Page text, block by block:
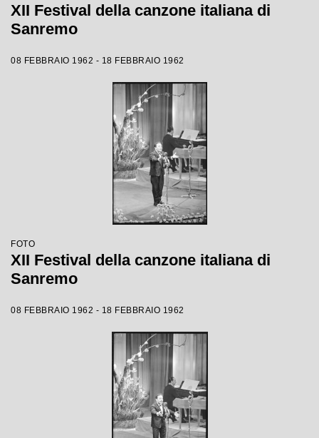
XII Festival della canzone italiana di
Sanremo
08 FEBBRAIO 1962 - 18 FEBBRAIO 1962
FOTO
XII Festival della canzone italiana di
Sanremo
08 FEBBRAIO 1962 - 18 FEBBRAIO 1962